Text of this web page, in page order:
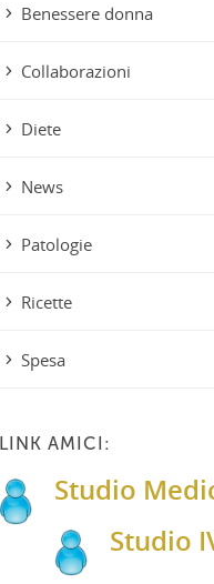
Benessere donna
Collaborazioni
Diete
News
Patologie
Ricette
Spesa
LINK AMICI:
Studio
Studio